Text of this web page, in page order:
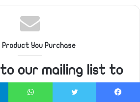
You Purchase
our mailing list to
new updates!